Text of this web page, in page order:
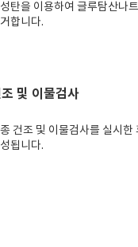
탄을 이용하여 글루탐산나
합니다.
및 이물검사
건조 및 이물검사를 실시한
됩니다.